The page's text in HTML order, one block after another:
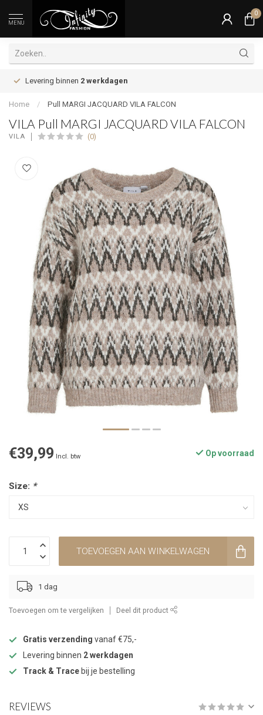
MENU
0
Levering binnen 2 werkdagen
Home / Pull MARGI JACQUARD VILA FALCON
VILA Pull MARGI JACQUARD VILA FALCON
VILA (0)
€39,99 Incl. btw Op voorraad
Size: *
TOEVOEGEN AAN WINKELWAGEN
1 dag
Toevoegen om te vergelijken Deel dit product
Gratis verzending vanaf €75,-
Levering binnen 2 werkdagen
Track & Trace bij je bestelling
REVIEWS